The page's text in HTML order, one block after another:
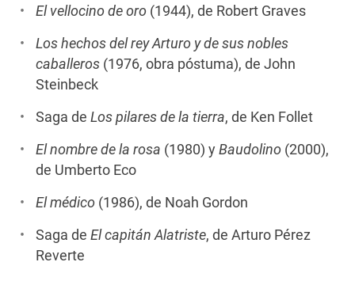
El vellocino de oro (1944), de Robert Graves
Los hechos del rey Arturo y de sus nobles
caballeros (1976, obra póstuma), de John
Steinbeck
Saga de Los pilares de la tierra, de Ken Follet
El nombre de la rosa (1980) y Baudolino (2000),
de Umberto Eco
El médico (1986), de Noah Gordon
Saga de El capitán Alatriste, de Arturo Pérez
Reverte